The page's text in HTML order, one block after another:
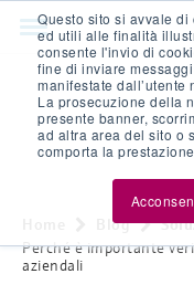
Questo sito si avvale
ed utili alle finalità
consente l'invio di
fine di inviare
manifestate
La prosecuzione della
presente banner,
ad altra area del sito o
comporta la
Blog
Perché è importante
aziendali